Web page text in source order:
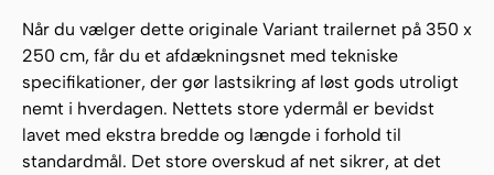
Når du vælger dette originale Variant trailernet på 350 x
250 cm, får du et afdækningsnet med tekniske
specifikationer, der gør lastsikring af løst gods utroligt
nemt i hverdagen. Nettets store ydermål er bevidst
lavet med ekstra bredde og længde i forhold til
standardmål. Det store overskud af net sikrer, at det